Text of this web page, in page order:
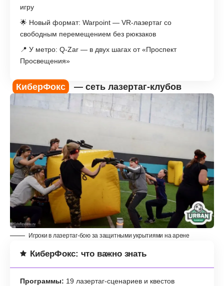
игру
🌟 Новый формат: Warpoint — VR-лазертаг со
свободным перемещением без рюкзаков
📍 У метро: Q-Zar — в двух шагах от «Проспект
Просвещения»
КиберФокс — сеть лазертаг-клубов
Игроки в лазертаг-бою за защитными укрытиями на арене
КиберФокс: что важно знать
Программы: 19 лазертаг-сценариев и квестов